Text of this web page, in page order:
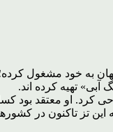
بسیاری را در سراسر جهان
تهیه کرده اند.
کرد. او معتقد بود
تز تاکنون در